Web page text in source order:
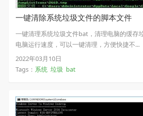
一键清除系统垃圾文件的脚本文件
一键清理系统垃圾文件bat，清理电脑的缓存
电脑运行速度，可以一键清理，方便快捷不...
2022年03月10日
Tags： 系统 垃圾 bat